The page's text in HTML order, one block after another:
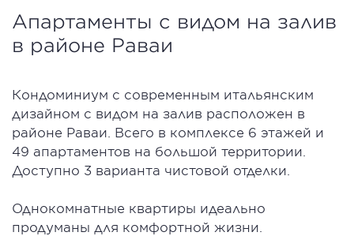
Апартаменты с видом на залив
в районе Раваи
Кондоминиум с современным итальянским
дизайном c видом на залив расположен в
районе Раваи. Всего в комплексе 6 этажей и
49 апартаментов на большой территории.
Доступно 3 варианта чистовой отделки.
Однокомнатные квартиры идеально
продуманы для комфортной жизни.